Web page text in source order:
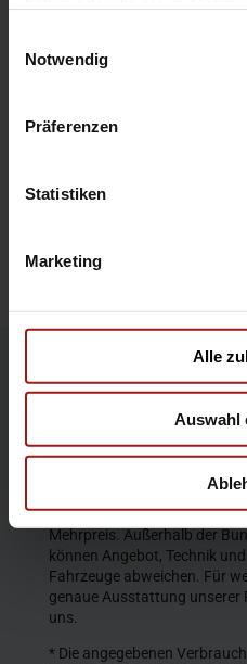
Notwendig
Präferenzen
Statistiken
Marketing
Alle
Auswahl
Ebbinghaus in Unna
Garantie
Die Produktbeschreibungen
teilweise auch
entspricht dem Stand bei
Die abgebildeten Farben
annähernd wieder. Gezeigte
Mehrpreis. Außerhalb der
können Angebot, Technik
Fahrzeuge abweichen. Für
genaue Ausstattung unserer
uns.
* Die angegebenen